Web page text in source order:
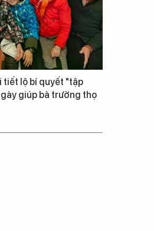
tiết lộ bí quyết "tập
giúp bà trường thọ